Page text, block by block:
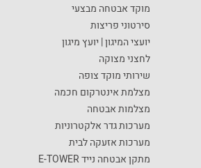
מוקד אבטחה מבצעי
סירטוני פריצות
יועצי המיגון | יועץ מיגון
לחצני מצוקה
שירותי מוקד צופה
מצלמת אינטרקום חכמה
מצלמות אבטחה
מערכות גדר אלקטרוניות
מערכות אזעקה לבית
מתקן אבטחה נייד E-TOWER